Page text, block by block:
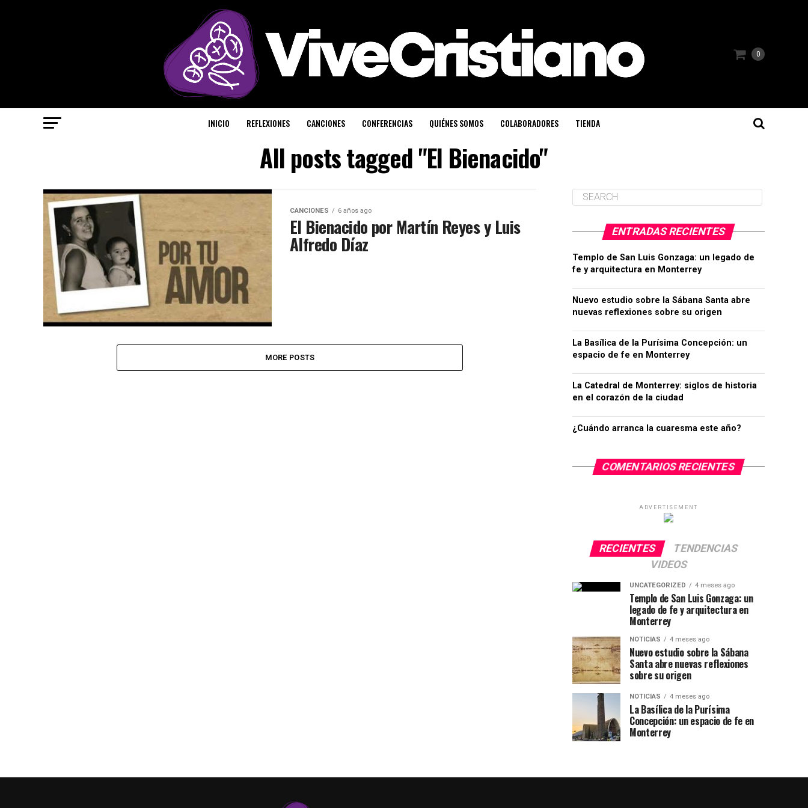
0
INICIO REFLEXIONES CANCIONES CONFERENCIAS QUIÉNES SOMOS COLABORADORES TIENDA
All posts tagged "El Bienacido"
CANCIONES 6 años ago
El Bienacido por Martín Reyes y Luis
Alfredo Díaz
MORE POSTS
ENTRADAS RECIENTES
Templo de San Luis Gonzaga: un legado de
fe y arquitectura en Monterrey
Nuevo estudio sobre la Sábana Santa abre
nuevas reflexiones sobre su origen
La Basílica de la Purísima Concepción: un
espacio de fe en Monterrey
La Catedral de Monterrey: siglos de historia
en el corazón de la ciudad
¿Cuándo arranca la cuaresma este año?
COMENTARIOS RECIENTES
ADVERTISEMENT
RECIENTES
TENDENCIAS
VIDEOS
UNCATEGORIZED 4 meses ago
Templo de San Luis Gonzaga: un
legado de fe y arquitectura en
Monterrey
NOTICIAS 4 meses ago
Nuevo estudio sobre la Sábana
Santa abre nuevas reflexiones
sobre su origen
NOTICIAS 4 meses ago
La Basílica de la Purísima
Concepción: un espacio de fe en
Monterrey